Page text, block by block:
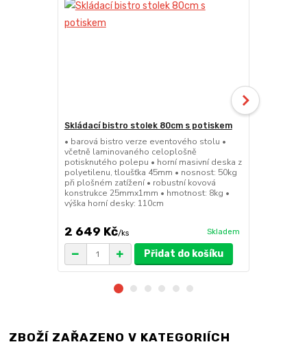
Skládací bistro stolek 80cm s potiskem
• barová bistro verze eventového stolu •
včetně laminovaného celoplošně
potisknutého polepu • horní masivní deska z
polyetilenu, tloušťka 45mm • nosnost: 50kg
při plošném zatížení • robustní kovová
konstrukce 25mmx1mm • hmotnost: 8kg •
výška horní desky: 110cm
2 649 Kč/ks Skladem
Přidat do košíku
ZBOŽÍ ZAŘAZENO V KATEGORIÍCH